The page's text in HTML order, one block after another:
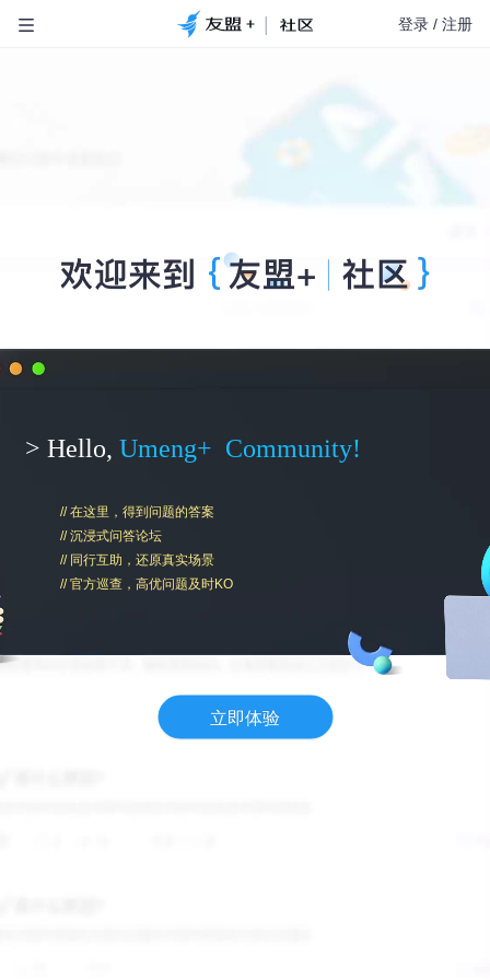
登录 / 注册
> Hello, Umeng+ Community!
// 在这里，得到问题的答案
// 沉浸式问答论坛
// 同行互助，还原真实场景
// 官方巡查，高优问题及时KO
立即体验